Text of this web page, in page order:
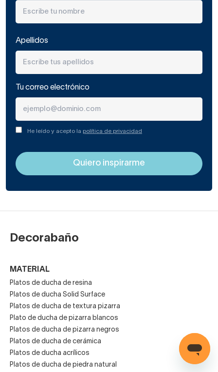
Apellidos
Tu correo electrónico
He leído y acepto la política de privacidad
Decorabaño
MATERIAL
Platos de ducha de resina
Platos de ducha Solid Surface
Platos de ducha de textura pizarra
Plato de ducha de pizarra blancos
Platos de ducha de pizarra negros
Platos de ducha de cerámica
Platos de ducha acrílicos
Platos de ducha de piedra natural